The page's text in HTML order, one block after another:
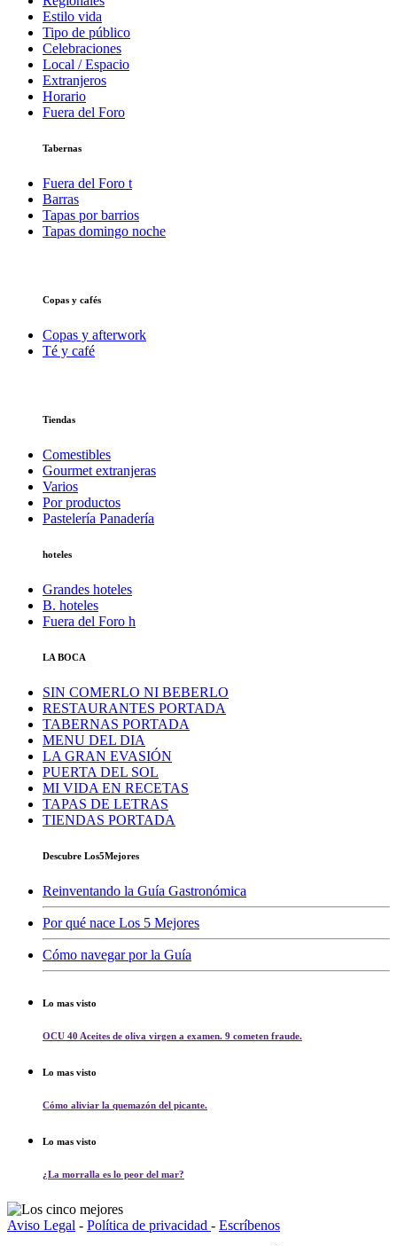
Estilo vida
Tipo de público
Celebraciones
Local / Espacio
Extranjeros
Horario
Fuera del Foro
Tabernas
Fuera del Foro t
Barras
Tapas por barrios
Tapas domingo noche
Copas y cafés
Copas y afterwork
Té y café
Tiendas
Comestibles
Gourmet extranjeras
Varios
Por productos
Pastelería Panadería
hoteles
Grandes hoteles
B. hoteles
Fuera del Foro h
LA BOCA
SIN COMERLO NI BEBERLO
RESTAURANTES PORTADA
TABERNAS PORTADA
MENU DEL DIA
LA GRAN EVASIÓN
PUERTA DEL SOL
MI VIDA EN RECETAS
TAPAS DE LETRAS
TIENDAS PORTADA
Descubre Los5Mejores
Reinventando la Guía Gastronómica
Por qué nace Los 5 Mejores
Cómo navegar por la Guía
Lo mas visto
OCU 40 Aceites de oliva virgen a examen. 9 cometen fraude.
Lo mas visto
Cómo aliviar la quemazón del picante.
Lo mas visto
¿La morralla es lo peor del mar?
Aviso Legal - Política de privacidad - Escríbenos